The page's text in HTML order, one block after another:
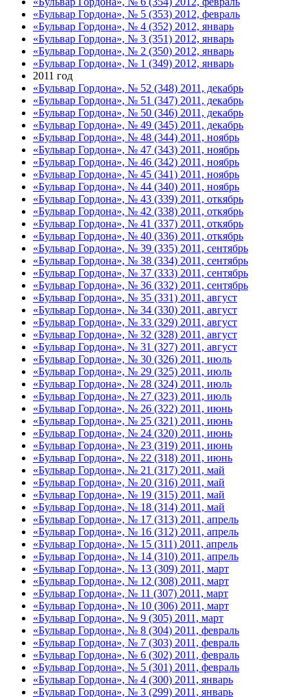
«Бульвар Гордона», № 5 (353) 2012, февраль
«Бульвар Гордона», № 4 (352) 2012, январь
«Бульвар Гордона», № 3 (351) 2012, январь
«Бульвар Гордона», № 2 (350) 2012, январь
«Бульвар Гордона», № 1 (349) 2012, январь
2011 год
«Бульвар Гордона», № 52 (348) 2011, декабрь
«Бульвар Гордона», № 51 (347) 2011, декабрь
«Бульвар Гордона», № 50 (346) 2011, декабрь
«Бульвар Гордона», № 49 (345) 2011, декабрь
«Бульвар Гордона», № 48 (344) 2011, ноябрь
«Бульвар Гордона», № 47 (343) 2011, ноябрь
«Бульвар Гордона», № 46 (342) 2011, ноябрь
«Бульвар Гордона», № 45 (341) 2011, ноябрь
«Бульвар Гордона», № 44 (340) 2011, ноябрь
«Бульвар Гордона», № 43 (339) 2011, откябрь
«Бульвар Гордона», № 42 (338) 2011, откябрь
«Бульвар Гордона», № 41 (337) 2011, откябрь
«Бульвар Гордона», № 40 (336) 2011, откябрь
«Бульвар Гордона», № 39 (335) 2011, сентябрь
«Бульвар Гордона», № 38 (334) 2011, сентябрь
«Бульвар Гордона», № 37 (333) 2011, сентябрь
«Бульвар Гордона», № 36 (332) 2011, сентябрь
«Бульвар Гордона», № 35 (331) 2011, август
«Бульвар Гордона», № 34 (330) 2011, август
«Бульвар Гордона», № 33 (329) 2011, август
«Бульвар Гордона», № 32 (328) 2011, август
«Бульвар Гордона», № 31 (327) 2011, август
«Бульвар Гордона», № 30 (326) 2011, июль
«Бульвар Гордона», № 29 (325) 2011, июль
«Бульвар Гордона», № 28 (324) 2011, июль
«Бульвар Гордона», № 27 (323) 2011, июль
«Бульвар Гордона», № 26 (322) 2011, июнь
«Бульвар Гордона», № 25 (321) 2011, июнь
«Бульвар Гордона», № 24 (320) 2011, июнь
«Бульвар Гордона», № 23 (319) 2011, июнь
«Бульвар Гордона», № 22 (318) 2011, июнь
«Бульвар Гордона», № 21 (317) 2011, май
«Бульвар Гордона», № 20 (316) 2011, май
«Бульвар Гордона», № 19 (315) 2011, май
«Бульвар Гордона», № 18 (314) 2011, май
«Бульвар Гордона», № 17 (313) 2011, апрель
«Бульвар Гордона», № 16 (312) 2011, апрель
«Бульвар Гордона», № 15 (311) 2011, апрель
«Бульвар Гордона», № 14 (310) 2011, апрель
«Бульвар Гордона», № 13 (309) 2011, март
«Бульвар Гордона», № 12 (308) 2011, март
«Бульвар Гордона», № 11 (307) 2011, март
«Бульвар Гордона», № 10 (306) 2011, март
«Бульвар Гордона», № 9 (305) 2011, март
«Бульвар Гордона», № 8 (304) 2011, февраль
«Бульвар Гордона», № 7 (303) 2011, февраль
«Бульвар Гордона», № 6 (302) 2011, февраль
«Бульвар Гордона», № 5 (301) 2011, февраль
«Бульвар Гордона», № 4 (300) 2011, январь
«Бульвар Гордона», № 3 (299) 2011, январь